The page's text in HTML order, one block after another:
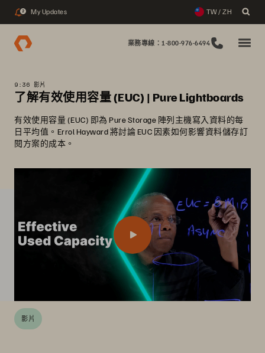
2 My Updates TW / ZH
業務專線：1-800-976-6494
9:36 影片
了解有效使用容量 (EUC) | Pure Lightboards
有效使用容量 (EUC) 即為 Pure Storage 陣列主機寫入資料的每
日平均值。Errol Hayward 將討論 EUC 因素如何影響資料儲存訂
閱方案的成本。
影片